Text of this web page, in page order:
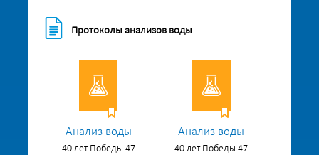
Протоколы анализов воды
Анализ воды
40 лет Победы 47
Анализ воды
40 лет Победы 47